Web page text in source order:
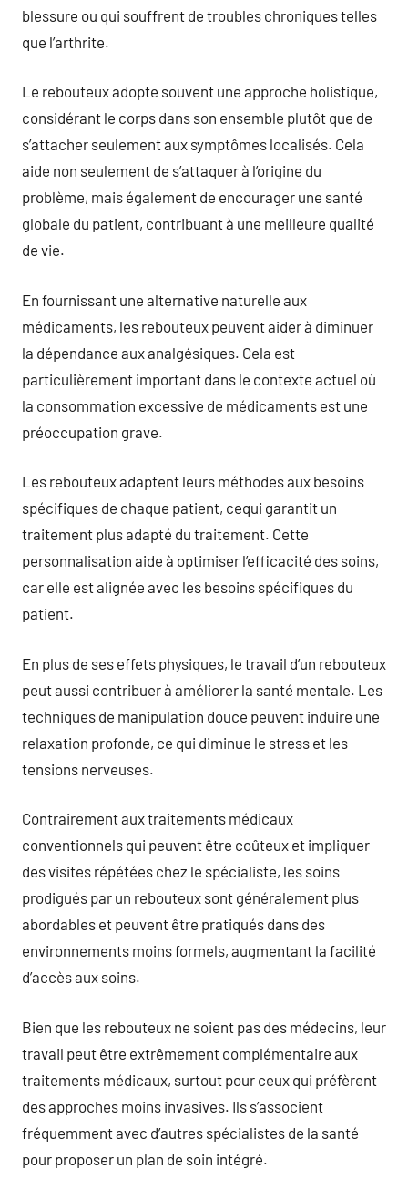
blessure ou qui souffrent de troubles chroniques telles
que l’arthrite.
Le rebouteux adopte souvent une approche holistique,
considérant le corps dans son ensemble plutôt que de
s’attacher seulement aux symptômes localisés. Cela
aide non seulement de s’attaquer à l’origine du
problème, mais également de encourager une santé
globale du patient, contribuant à une meilleure qualité
de vie.
En fournissant une alternative naturelle aux
médicaments, les rebouteux peuvent aider à diminuer
la dépendance aux analgésiques. Cela est
particulièrement important dans le contexte actuel où
la consommation excessive de médicaments est une
préoccupation grave.
Les rebouteux adaptent leurs méthodes aux besoins
spécifiques de chaque patient, cequi garantit un
traitement plus adapté du traitement. Cette
personnalisation aide à optimiser l’efficacité des soins,
car elle est alignée avec les besoins spécifiques du
patient.
En plus de ses effets physiques, le travail d’un rebouteux
peut aussi contribuer à améliorer la santé mentale. Les
techniques de manipulation douce peuvent induire une
relaxation profonde, ce qui diminue le stress et les
tensions nerveuses.
Contrairement aux traitements médicaux
conventionnels qui peuvent être coûteux et impliquer
des visites répétées chez le spécialiste, les soins
prodigués par un rebouteux sont généralement plus
abordables et peuvent être pratiqués dans des
environnements moins formels, augmentant la facilité
d’accès aux soins.
Bien que les rebouteux ne soient pas des médecins, leur
travail peut être extrêmement complémentaire aux
traitements médicaux, surtout pour ceux qui préfèrent
des approches moins invasives. Ils s’associent
fréquemment avec d’autres spécialistes de la santé
pour proposer un plan de soin intégré.